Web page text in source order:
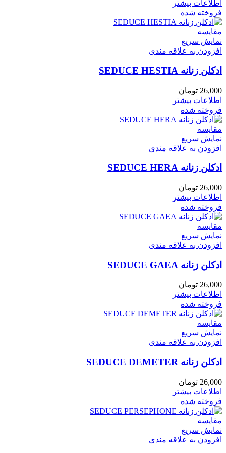
اطلاعات بیشتر
فروخته شده
مقايسه
نمایش سریع
افزودن به علاقه مندی
ادکلن زنانه SEDUCE HESTIA
26,000 تومان
اطلاعات بیشتر
فروخته شده
مقايسه
نمایش سریع
افزودن به علاقه مندی
ادکلن زنانه SEDUCE HERA
26,000 تومان
اطلاعات بیشتر
فروخته شده
مقايسه
نمایش سریع
افزودن به علاقه مندی
ادکلن زنانه SEDUCE GAEA
26,000 تومان
اطلاعات بیشتر
فروخته شده
مقايسه
نمایش سریع
افزودن به علاقه مندی
ادکلن زنانه SEDUCE DEMETER
26,000 تومان
اطلاعات بیشتر
فروخته شده
مقايسه
نمایش سریع
افزودن به علاقه مندی